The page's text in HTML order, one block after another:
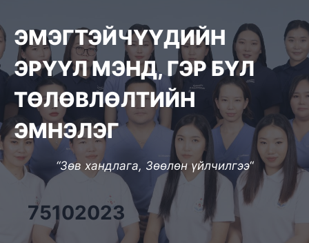
ЭМЭГТЭЙЧҮҮДИЙН
ЭРҮҮЛ МЭНД, ГЭР БҮЛ
ТӨЛӨВЛӨЛТИЙН
ЭМНЭЛЭГ
“Зөв хандлага, Зөөлөн үйлчилгээ“
75102023